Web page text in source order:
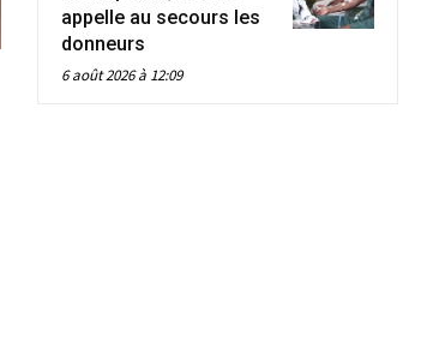
appelle au secours les
donneurs
6 août 2026 à 12:09